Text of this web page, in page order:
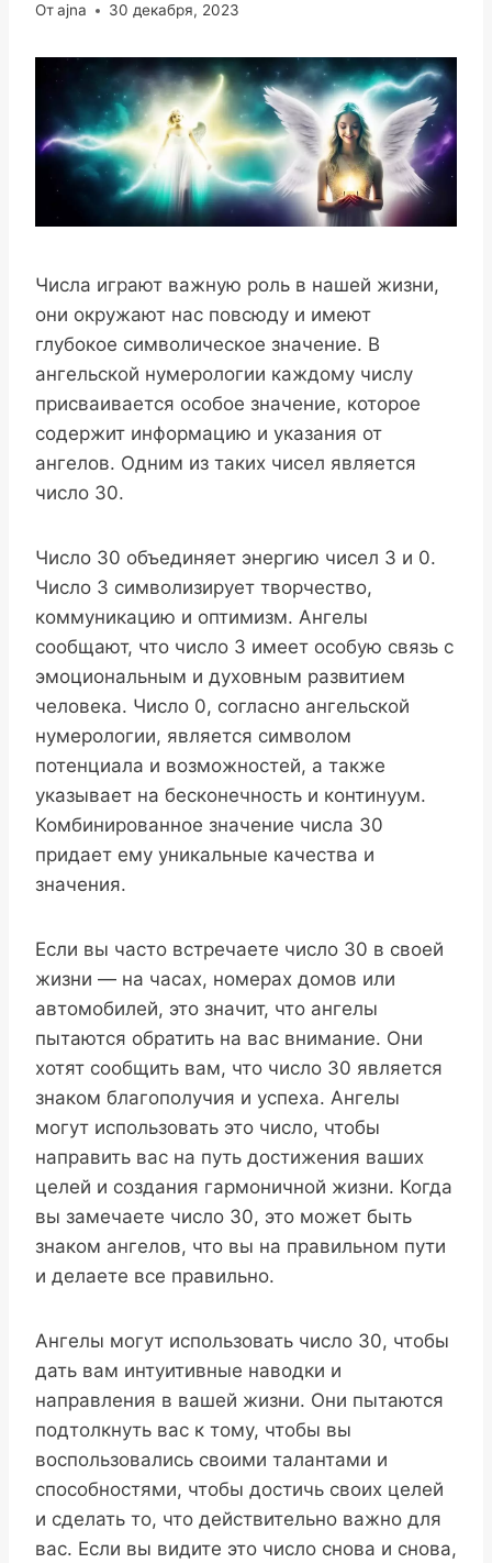
Отajna 30 декабря, 2023
Числа играют важную роль в нашей жизни,
они окружают нас повсюду и имеют
глубокое символическое значение. В
ангельской нумерологии каждому числу
присваивается особое значение, которое
содержит информацию и указания от
ангелов. Одним из таких чисел является
число 30.
Число 30 объединяет энергию чисел 3 и 0.
Число 3 символизирует творчество,
коммуникацию и оптимизм. Ангелы
сообщают, что число 3 имеет особую связь с
эмоциональным и духовным развитием
человека. Число 0, согласно ангельской
нумерологии, является символом
потенциала и возможностей, а также
указывает на бесконечность и континуум.
Комбинированное значение числа 30
придает ему уникальные качества и
значения.
Если вы часто встречаете число 30 в своей
жизни — на часах, номерах домов или
автомобилей, это значит, что ангелы
пытаются обратить на вас внимание. Они
хотят сообщить вам, что число 30 является
знаком благополучия и успеха. Ангелы
могут использовать это число, чтобы
направить вас на путь достижения ваших
целей и создания гармоничной жизни. Когда
вы замечаете число 30, это может быть
знаком ангелов, что вы на правильном пути
и делаете все правильно.
Ангелы могут использовать число 30, чтобы
дать вам интуитивные наводки и
направления в вашей жизни. Они пытаются
подтолкнуть вас к тому, чтобы вы
воспользовались своими талантами и
способностями, чтобы достичь своих целей
и сделать то, что действительно важно для
вас. Если вы видите это число снова и снова,